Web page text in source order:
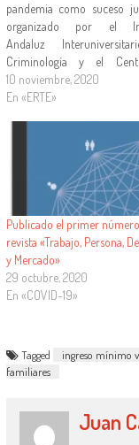
pandemia como suceso
organizado por el
Andaluz
Criminología y el
Documentación Europea
Universidad de Sevilla, el
medidas laborales y de
social producidas por…
10 noviembre, 2020
En «ERTE»
Publicado el primer
revista «Trabajo, Persona,
y Mercado»
29 octubre, 2020
En «COVID-19»
Tagged ingreso mínimo
familiares
Juan